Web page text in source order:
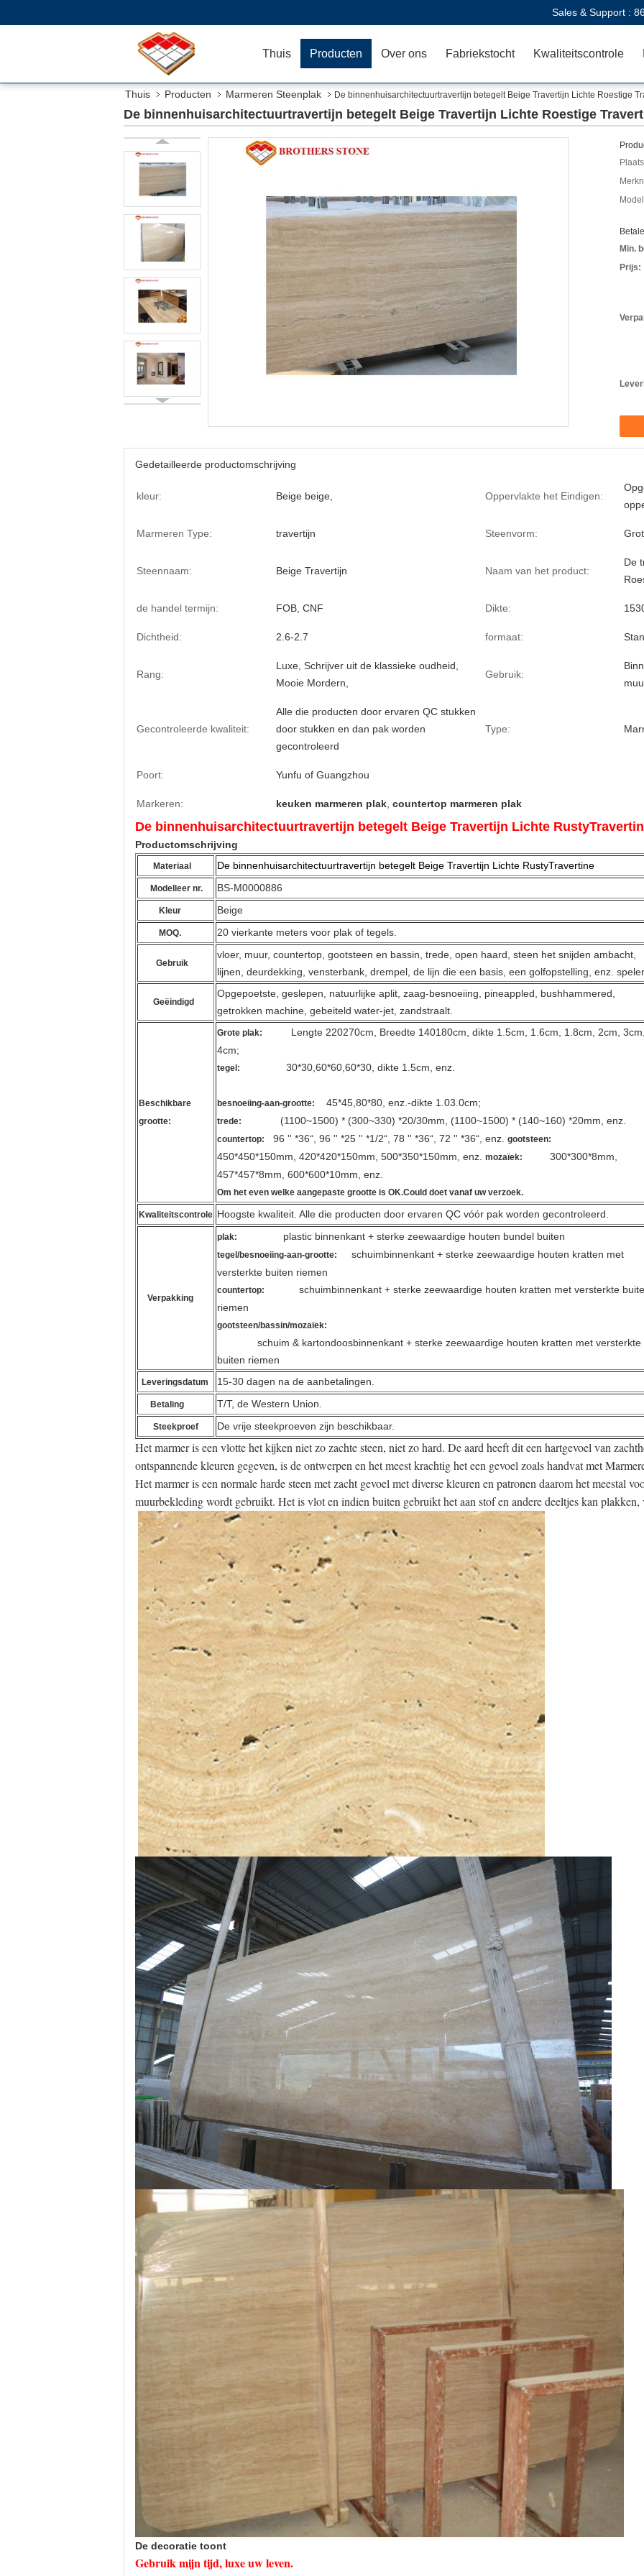
Sales & Support :
Thuis Producten Over ons Fabriekstocht Kwaliteitscontrole
Thuis Producten Marmeren Steenplak De binnenhuisarchitectuurtravertijn betegelt Beige Travertijn Lichte Roestige
De binnenhuisarchitectuurtravertijn betegelt Beige Travertijn Lichte Roestige
Min.
Prijs:
Gedetailleerde productomschrijving
kleur: Beige beige, Oppervlakte het Eindigen:
Marmeren Type: travertijn Steenvorm:
Steennaam: Beige Travertijn Naam van het product:
De
de handel termijn: FOB, CNF Dikte:
Dichtheid: 2.6-2.7 formaat:
Rang:
Luxe, Schrijver uit de klassieke oudheid,
Mooie Mordern,
Gebruik:
Gecontroleerde kwaliteit:
Alle die producten door ervaren QC stukken
door stukken en dan pak worden
gecontroleerd
Type:
Poort: Yunfu of Guangzhou
Markeren: keuken marmeren plak countertop marmeren plak
De binnenhuisarchitectuurtravertijn betegelt Beige Travertijn Lichte
Productomschrijving
Materiaal De binnenhuisarchitectuurtravertijn betegelt Beige Travertijn Lichte RustyTravertine
Modelleer nr. BS-M0000886
Kleur Beige
MOQ. 20 vierkante meters voor plak of tegels.
Gebruik
vloer, muur, countertop, gootsteen en bassin, trede, open haard, steen het snijden ambacht,
lijnen, deurdekking, vensterbank, drempel, de lijn die een basis, een golfopstelling, enz.
Geëindigd
Opgepoetste, geslepen, natuurlijke aplit, zaag-besnoeiing, pineappled, bushhammered,
getrokken machine, gebeiteld water-jet, zandstraalt.
Beschikbare
grootte:
Grote plak:
Lengte 220270cm, Breedte 140180cm, dikte 1.5cm, 1.6cm, 1.8cm, 2cm,
4cm;
tegel: 30*30,60*60,60*30, dikte 1.5cm, enz.
besnoeiing-aan-grootte: 45*45,80*80, enz.-dikte 1.03.0cm;
trede: (1100~1500) * (300~330) *20/30mm, (1100~1500) * (140~160) *20mm, enz.
countertop: 96 '' *36“, 96 '' *25 '' *1/2“, 78 '' *36“, 72 '' *36“, enz. gootsteen:
450*450*150mm, 420*420*150mm, 500*350*150mm, enz. mozaïek:
300*300*8mm,
457*457*8mm, 600*600*10mm, enz.
Om het even welke aangepaste grootte is OK.Could doet vanaf uw verzoek.
Kwaliteitscontrole Hoogste kwaliteit. Alle die producten door ervaren QC vóór pak worden gecontroleerd.
Verpakking
plak: plastic binnenkant + sterke zeewaardige houten bundel buiten
tegel/besnoeiing-aan-grootte: schuimbinnenkant + sterke zeewaardige houten kratten met
versterkte buiten riemen
countertop: schuimbinnenkant + sterke zeewaardige houten kratten met versterkte
riemen
gootsteen/bassin/mozaïek:
schuim & kartondoosbinnenkant + sterke zeewaardige houten kratten met versterkte
buiten riemen
Leveringsdatum 15-30 dagen na de aanbetalingen.
Betaling T/T, de Western Union.
Steekproef De vrije steekproeven zijn beschikbaar.
Het marmer is een vlotte het kijken niet zo zachte steen, niet zo hard. De aard heeft dit een hartgevoel van
ontspannende kleuren gegeven, is de ontwerpen en het meest krachtig het een gevoel zoals handvat met
Het marmer is een normale harde steen met zacht gevoel met diverse kleuren en patronen daarom het meestal
muurbekleding wordt gebruikt. Het is vlot en indien buiten gebruikt het aan stof en andere deeltjes kan plakken,
De decoratie toont
Gebruik mijn tijd, luxe uw leven.